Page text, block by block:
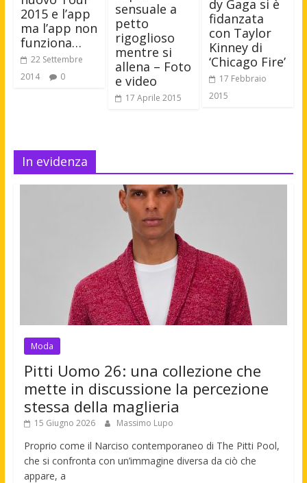
2015 e l’app
ma l’app non
funziona…
22 Settembre
2014
0
sensuale a
petto
rigoglioso
mentre si
allena – Foto
e video
17 Aprile 2015
dy Gaga si è
fidanzata
con Taylor
Kinney di
‘Chicago Fire’
17 Febbraio
2015
In evidenza
Moda
Pitti Uomo 26: una collezione che
mette in discussione la percezione
stessa della maglieria
15 Giugno 2026 Massimo Lupo
Proprio come il Narciso contemporaneo di The Pitti Pool,
che si confronta con un’immagine diversa da ciò che
appare, a